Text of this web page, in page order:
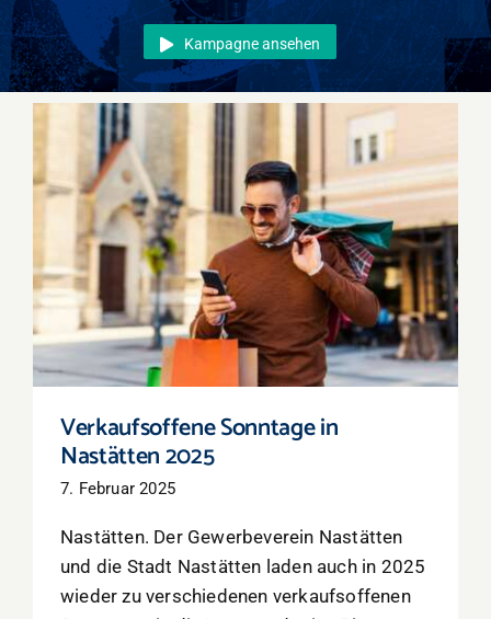
Events
Überregional
Jobs
Newsletter
Kontakt
Kampagne ansehen
Verkaufsoffene Sonntage in Nastätten 2025
Verkaufsoffene Sonntage in
Nastätten 2025
7. Februar 2025
Nastätten. Der Gewerbeverein Nastätten
und die Stadt Nastätten laden auch in 2025
wieder zu verschiedenen verkaufsoffenen